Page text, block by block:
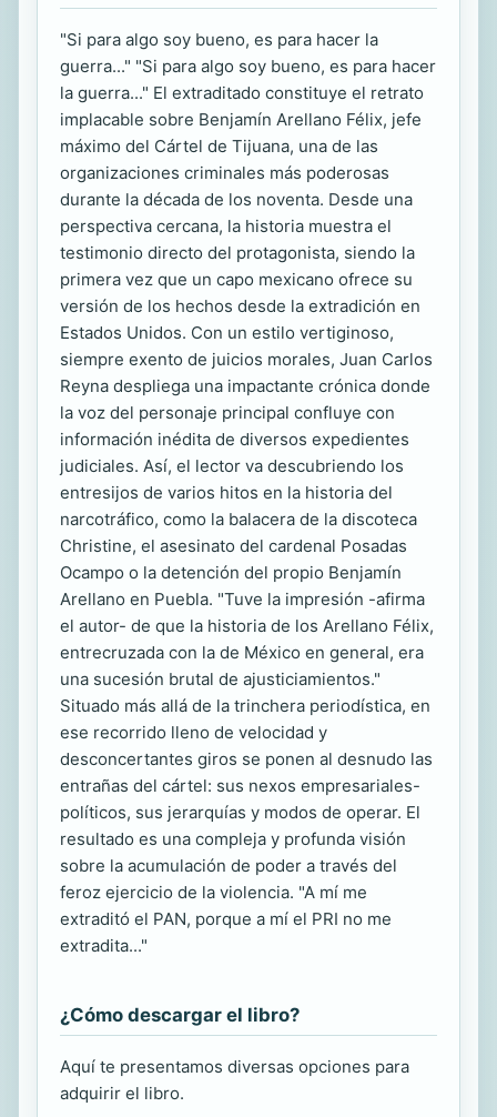
"Si para algo soy bueno, es para hacer la
guerra..." "Si para algo soy bueno, es para hacer
la guerra..." El extraditado constituye el retrato
implacable sobre Benjamín Arellano Félix, jefe
máximo del Cártel de Tijuana, una de las
organizaciones criminales más poderosas
durante la década de los noventa. Desde una
perspectiva cercana, la historia muestra el
testimonio directo del protagonista, siendo la
primera vez que un capo mexicano ofrece su
versión de los hechos desde la extradición en
Estados Unidos. Con un estilo vertiginoso,
siempre exento de juicios morales, Juan Carlos
Reyna despliega una impactante crónica donde
la voz del personaje principal confluye con
información inédita de diversos expedientes
judiciales. Así, el lector va descubriendo los
entresijos de varios hitos en la historia del
narcotráfico, como la balacera de la discoteca
Christine, el asesinato del cardenal Posadas
Ocampo o la detención del propio Benjamín
Arellano en Puebla. "Tuve la impresión -afirma
el autor- de que la historia de los Arellano Félix,
entrecruzada con la de México en general, era
una sucesión brutal de ajusticiamientos."
Situado más allá de la trinchera periodística, en
ese recorrido lleno de velocidad y
desconcertantes giros se ponen al desnudo las
entrañas del cártel: sus nexos empresariales-
políticos, sus jerarquías y modos de operar. El
resultado es una compleja y profunda visión
sobre la acumulación de poder a través del
feroz ejercicio de la violencia. "A mí me
extraditó el PAN, porque a mí el PRI no me
extradita..."
¿Cómo descargar el libro?
Aquí te presentamos diversas opciones para
adquirir el libro.